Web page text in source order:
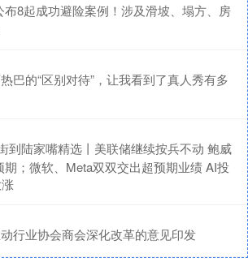
布8起成功避险案例！涉及滑坡、塌方、房
巴的“区别对待”，让我看到了真人秀有多
到陆家嘴精选丨美联储继续按兵不动 鲍威
；微软、Meta双双交出超预期业绩 AI投
行业协会商会深化改革的意见印发